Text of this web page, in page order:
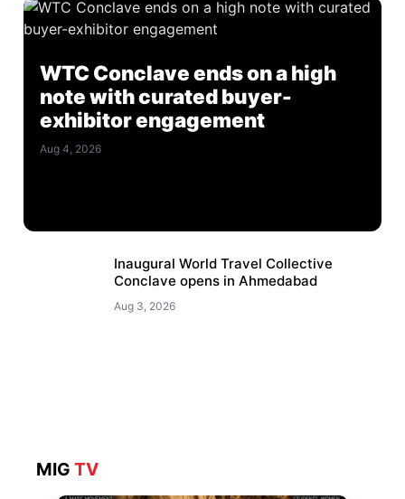
WTC Conclave ends on a high
note with curated buyer-
exhibitor engagement
Aug 4, 2026
Inaugural World Travel Collective
Conclave opens in Ahmedabad
Aug 3, 2026
MIGTV